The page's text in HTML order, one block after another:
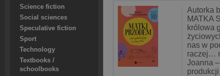
Science fiction
Social sciences
Speculative fiction
Sport
Technology
Textbooks /
schoolbooks
Autorka
MATKA
królowa
nas w
raczej…
Joanna